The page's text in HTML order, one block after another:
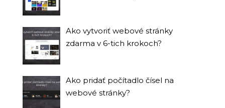
Ako vytvoriť webové stránky
zdarma v 6-tich krokoch?
Ako pridať počítadlo čísel na
webové stránky?